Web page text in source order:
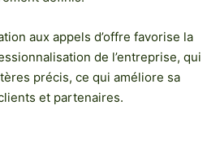
aux appels d’offre favorise la
de l’entreprise, qui
précis, ce qui améliore sa
et partenaires.